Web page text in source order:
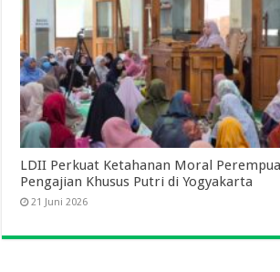
LDII Perkuat Ketahanan Moral
Pengajian Khusus Putri di Yogyakarta
21 Juni 2026